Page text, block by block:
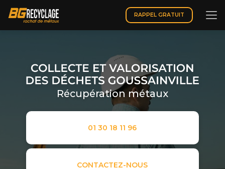
contenu
principal
RAPPEL GRATUIT
Récupération métaux
01 30 18 11 96
CONTACTEZ-NOUS